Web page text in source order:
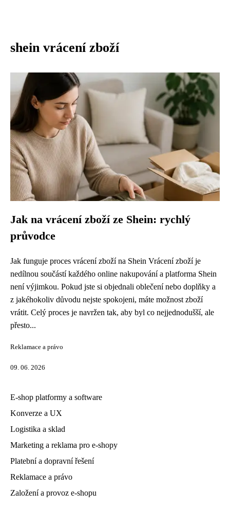
shein vrácení zboží
Jak na vrácení zboží ze Shein: rychlý
průvodce
Jak funguje proces vrácení zboží na Shein Vrácení zboží je
nedílnou součástí každého online nakupování a platforma Shein
není výjimkou. Pokud jste si objednali oblečení nebo doplňky a
z jakéhokoliv důvodu nejste spokojeni, máte možnost zboží
vrátit. Celý proces je navržen tak, aby byl co nejjednodušší, ale
přesto...
Reklamace a právo
09. 06. 2026
E-shop platformy a software
Konverze a UX
Logistika a sklad
Marketing a reklama pro e-shopy
Platební a dopravní řešení
Reklamace a právo
Založení a provoz e-shopu